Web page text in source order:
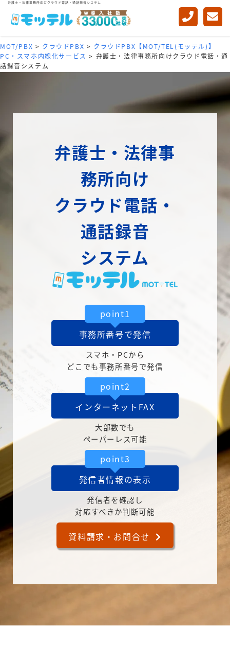
弁護士・法律事務所向けクラウド電話・通話録音システム
MOT/PBX > クラウドPBX > クラウドPBX【MOT/TEL(モッテル)】
PC・スマホ内線化サービス > 弁護士・法律事務所向けクラウド電話・通
話録音システム
弁護士・法律事
務所向け
クラウド電話・
通話録音
システム
point1
事務所番号で発信
スマホ・PCから
どこでも事務所番号で発信
point2
インターネットFAX
大部数でも
ペーパーレス可能
point3
発信者情報の表示
発信者を確認し
対応すべきか判断可能
資料請求・お問合せ